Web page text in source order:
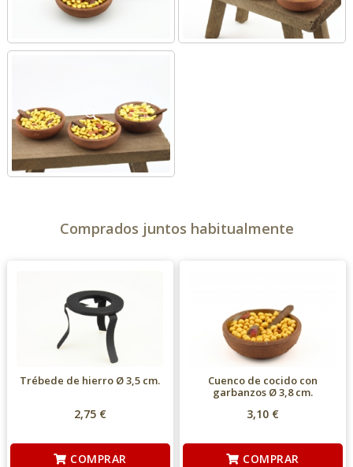
Comprados juntos habitualmente
Trébede de hierro Ø 3,5 cm.
2,75 €
COMPRAR
Cuenco de cocido con
garbanzos Ø 3,8 cm.
3,10 €
COMPRAR